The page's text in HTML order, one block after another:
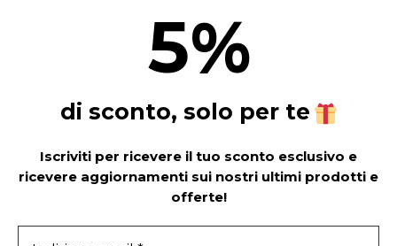
5%
di sconto, solo per te
Iscriviti per ricevere il tuo sconto esclusivo e
ricevere aggiornamenti sui nostri ultimi prodotti e
offerte!